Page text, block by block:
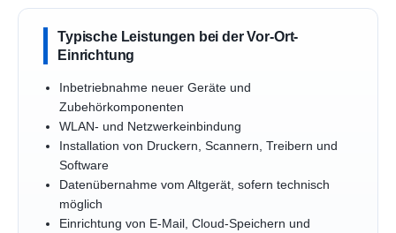
Typische Leistungen bei der Vor-Ort-
Einrichtung
Inbetriebnahme neuer Geräte und
Zubehörkomponenten
WLAN- und Netzwerkeinbindung
Installation von Druckern, Scannern, Treibern und
Software
Datenübernahme vom Altgerät, sofern technisch
möglich
Einrichtung von E-Mail, Cloud-Speichern und